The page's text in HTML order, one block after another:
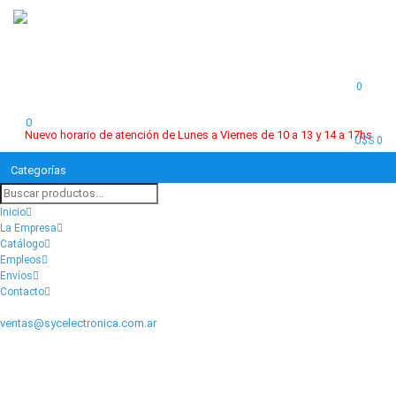
0
0
U$S 0
Nuevo horario de atención de Lunes a Viernes de 10 a 13 y 14 a 17hs
Categorías
Inicio
La Empresa
Catálogo
Empleos
Envíos
Contacto
ventas@sycelectronica.com.ar